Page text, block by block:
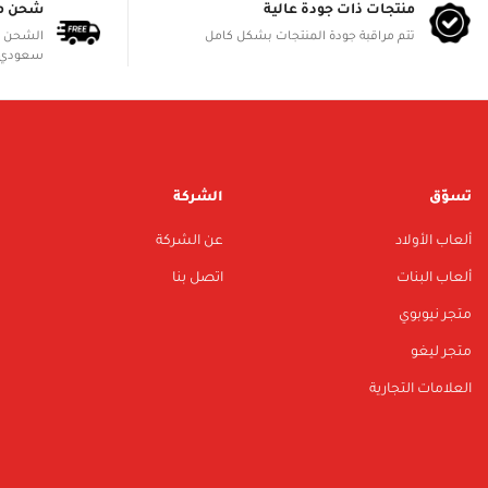
منتجات ذات جودة عالية
تتم مراقبة جودة المنتجات بشكل كامل
شحن
سعودي
تسوّق
ألعاب الأولاد
ألعاب البنات
متجر نيوبوي
متجر ليغو
العلامات التجارية
الشركة
عن الشركة
اتصل بنا